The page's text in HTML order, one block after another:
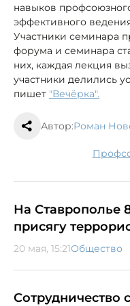
навыков
эффективного
Участники семинара
форума и семинара
них, каждая лекция
участники делились
пишет "Вечёрка".
Автор:Роман
На Ставрополье
присягу
20 мая, 15:21Общество
Сотрудничество